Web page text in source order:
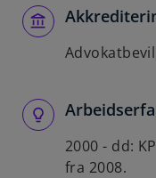
2000 - dd:
fra 2008.